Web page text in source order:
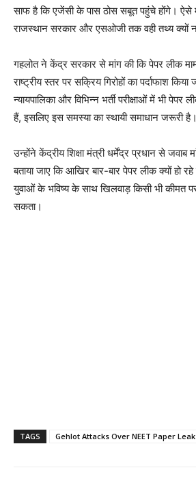
साफ है कि एजेंसी के पास ठोस सबूत पहुंचे होंगे। ऐसे
राजस्थान सरकार और एसओजी तक वही तथ्य क्यों
गहलोत ने केंद्र सरकार से मांग की कि पेपर लीक
राष्ट्रीय स्तर पर सक्रिय गिरोहों का पर्दाफाश
न्यायपालिका और विभिन्न भर्ती परीक्षाओं में भी
हैं, इसलिए इस समस्या का स्थायी समाधान जरूरी है।
उन्होंने केंद्रीय शिक्षा मंत्री धर्मेंद्र प्रधान से जवाब
बताया जाए कि आखिर बार-बार पेपर लीक क्यों हो
युवाओं के भविष्य के साथ खिलवाड़ किसी भी कीमत पर
सकता।
TAGS Gehlot Attacks Over NEET Paper